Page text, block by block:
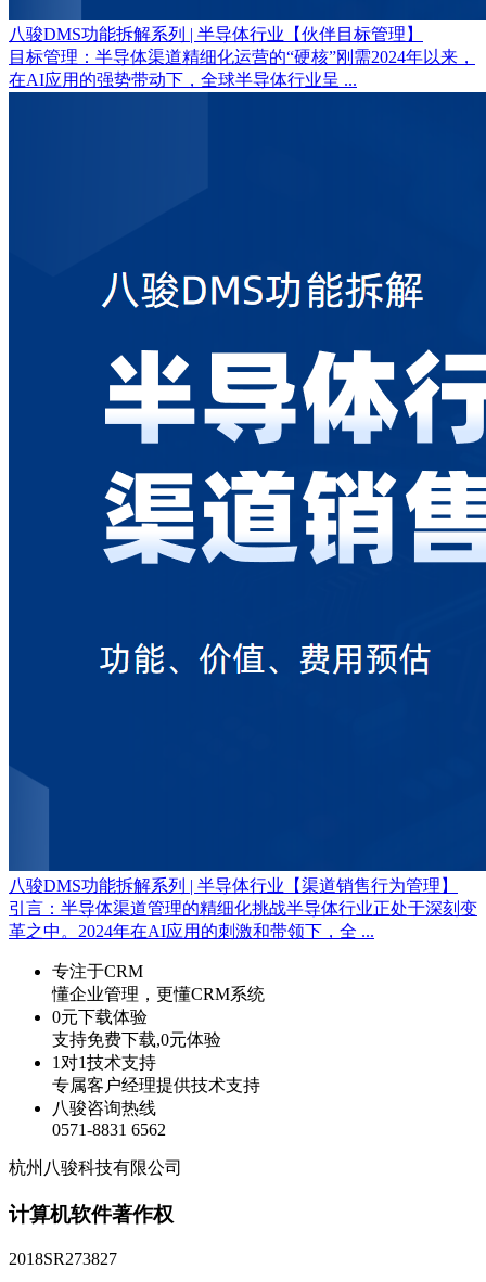
八骏DMS功能拆解系列 | 半导体行业【伙伴目标管理】
目标管理：半导体渠道精细化运营的“硬核”刚需2024年以来，
在AI应用的强势带动下，全球半导体行业呈 ...
八骏DMS功能拆解系列 | 半导体行业【渠道销售行为管理】
引言：半导体渠道管理的精细化挑战半导体行业正处于深刻变
革之中。2024年在AI应用的刺激和带领下，全 ...
专注于CRM
懂企业管理，更懂CRM系统
0元下载体验
支持免费下载,0元体验
1对1技术支持
专属客户经理提供技术支持
八骏咨询热线
0571-8831 6562
杭州八骏科技有限公司
计算机软件著作权
2018SR273827